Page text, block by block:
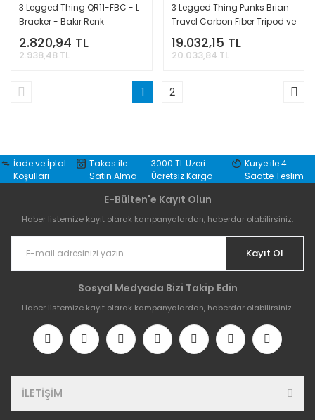
3 Legged Thing QR11-FBC - L
Bracker - Bakır Renk
2.820,94 TL
2.938,48 TL
3 Legged Thing Punks Brian
Travel Carbon Fiber Tripod ve
Airhed Neo Ball Head (Black)
19.032,15 TL
20.033,84 TL
1 2
İade ve İptal
Koşulları
Takas ile
Satın Alma
3000 TL Üzeri
Ücretsiz Kargo
Kurye ile 4
Saatte Teslim
E-Bülten'e Kayıt Olun
Haber listemize kayıt olarak kampanyalardan, haberdar olabilirsiniz.
Kayıt Ol
Sosyal Medyada Bizi Takip Edin
Haber listemize kayıt olarak kampanyalardan, haberdar olabilirsiniz.
İLETİŞİM